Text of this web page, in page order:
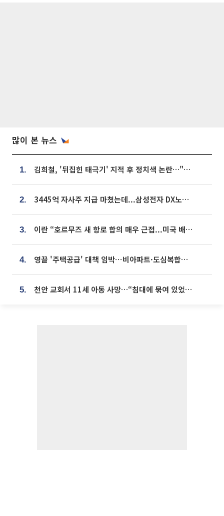
많이 본 뉴스
1. 김희철, '뒤집힌 태극기' 지적 후 정치색 논란…"좌우 떠나 우리나라 국기"
2. 3445억 자사주 지급 마쳤는데...삼성전자 DX노조, 뒤늦은 '떼쓰기 집회'
3. 이란 “호르무즈 새 항로 합의 매우 근접...미국 배상 먼저”
4. 영끌 '주택공급' 대책 임박⋯비아파트·도심복합까지 총동원
5. 천안 교회서 11세 아동 사망…“침대에 묶여 있었다” 진술 확보